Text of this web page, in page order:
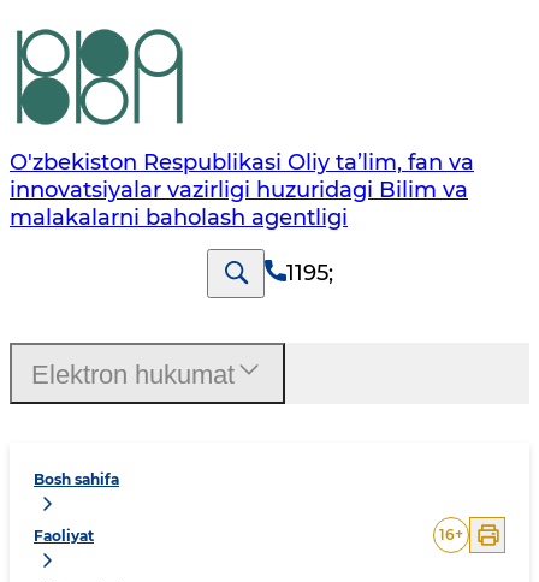
O'zbekiston Respublikasi Oliy ta’lim, fan va
innovatsiyalar vazirligi huzuridagi Bilim va
malakalarni baholash agentligi
1195;
Bosh sahifa
Faoliyat 16+
Elektron hukumat